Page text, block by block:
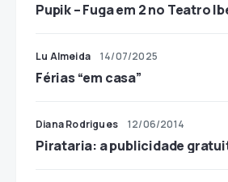
Pupik – Fuga em 2 no Teatro
Lu Almeida 14/07/2025
Férias “em casa”
Diana Rodrigues 12/06/2014
Pirataria: a publicidade